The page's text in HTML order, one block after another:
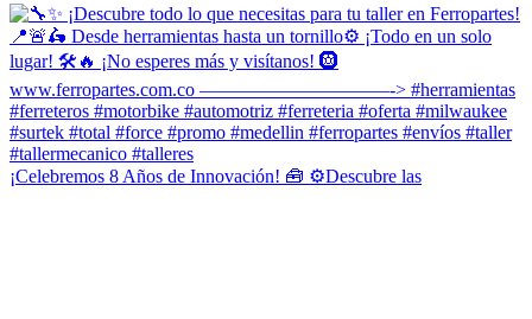
¡Celebremos 8 Años de Innovación! 🧰 ⚙️Descubre las